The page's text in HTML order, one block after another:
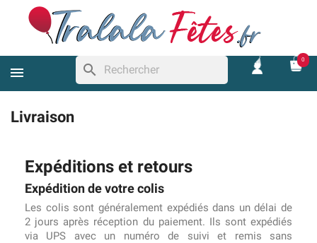
search
0
Livraison
Expéditions et retours
Expédition de votre colis
Les colis sont généralement expédiés dans un délai de
2 jours après réception du paiement. Ils sont expédiés
via UPS avec un numéro de suivi et remis sans